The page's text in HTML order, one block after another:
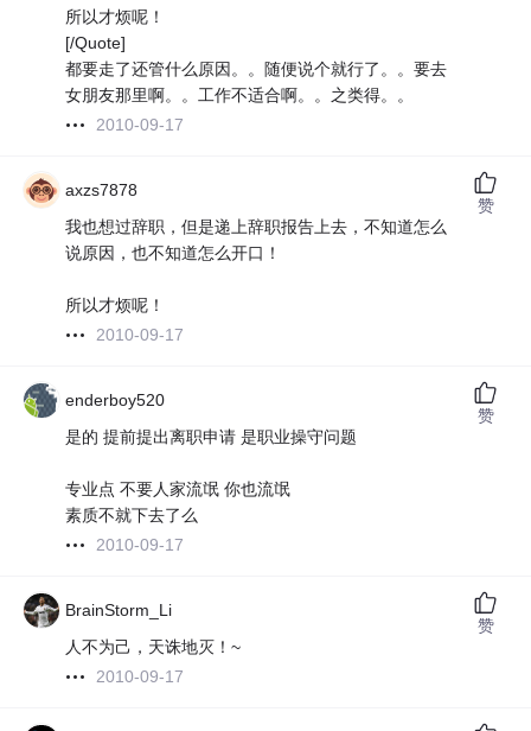
所以才烦呢！
[/Quote]
都要走了还管什么原因。。随便说个就行了。。要去
女朋友那里啊。。工作不适合啊。。之类得。。
2010-09-17
axzs7878
我也想过辞职，但是递上辞职报告上去，不知道怎么
说原因，也不知道怎么开口！
所以才烦呢！
2010-09-17
赞
enderboy520
是的 提前提出离职申请 是职业操守问题
专业点 不要人家流氓 你也流氓
素质不就下去了么
2010-09-17
赞
BrainStorm_Li
人不为己，天诛地灭！~
2010-09-17
赞